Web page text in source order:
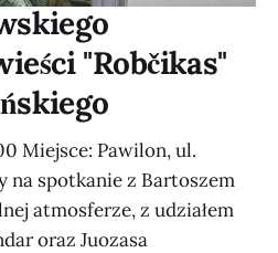
"Robčikas"
Miejsce: Pawilon, ul.
na spotkanie z Bartoszem
atmosferze, z udziałem
oraz Juozasa